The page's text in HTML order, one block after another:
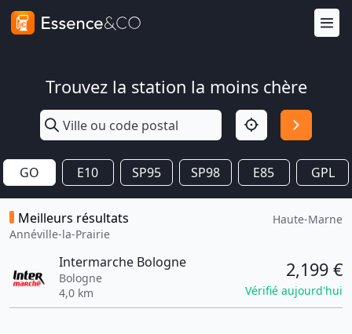
Trouvez la station la moins chère
GO E10 SP95 SP98 E85 GPL
Meilleurs résultats
Annéville-la-Prairie
Haute-Marne
Intermarche Bologne
Bologne
4,0 km
2,199 €
Vérifié aujourd'hui